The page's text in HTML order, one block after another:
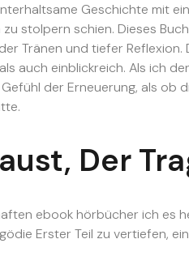
Geschichte mit
stolpern schien. Dieses
Tränen und tiefer
auch einblickreich. Als ich
der Erneuerung, als ob
Der
ebook hörbücher ich es
Erster Teil zu vertiefen,